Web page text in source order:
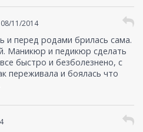
08/11/2014
и перед родами брилась сама.
Маникюр и педикюр сделать
быстро и безболезнено, с
переживала и боялась что